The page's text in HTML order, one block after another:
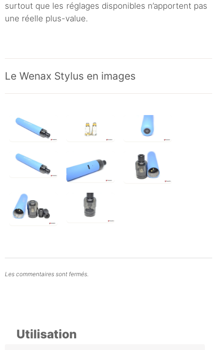
surtout que les réglages disponibles n’apportent pas
une réelle plus-value.
Le Wenax Stylus en images
Les commentaires sont fermés.
Utilisation